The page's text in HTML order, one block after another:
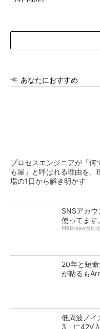
あなたにおすすめ
プロセスエンジニアが「何
も屋」と呼ばれる理由を、
場の1日から解き明かす
SNSアカ
使ってます。
PR(Dreaw合同
20年と短
が粘るも
低周波ノ
3」に42V